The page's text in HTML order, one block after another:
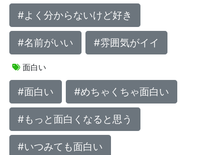
#よく分からないけど好き
#名前がいい #雰囲気がイイ
面白い
#面白い #めちゃくちゃ面白い
#もっと面白くなると思う
#いつみても面白い